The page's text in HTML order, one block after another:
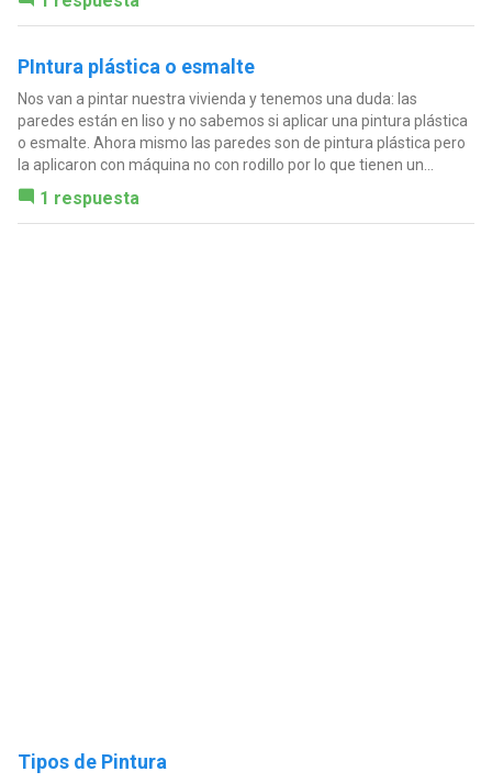
PIntura plástica o esmalte
Nos van a pintar nuestra vivienda y tenemos una duda: las
paredes están en liso y no sabemos si aplicar una pintura plástica
o esmalte. Ahora mismo las paredes son de pintura plástica pero
la aplicaron con máquina no con rodillo por lo que tienen un...
1 respuesta
Tipos de Pintura